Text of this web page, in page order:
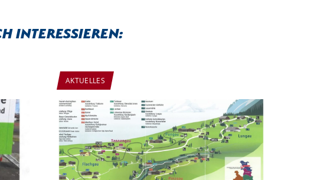
interessieren:
AKTUELLES